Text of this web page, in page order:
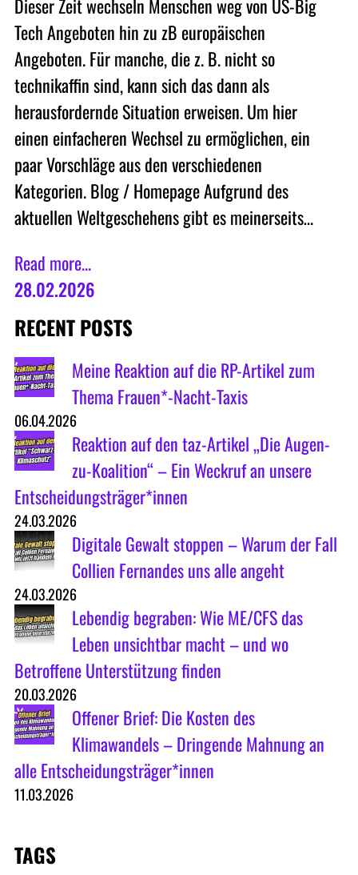
Dieser Zeit wechseln Menschen weg von US-Big
Tech Angeboten hin zu zB europäischen
Angeboten. Für manche, die z. B. nicht so
technikaffin sind, kann sich das dann als
herausfordernde Situation erweisen. Um hier
einen einfacheren Wechsel zu ermöglichen, ein
paar Vorschläge aus den verschiedenen
Kategorien. Blog / Homepage Aufgrund des
aktuellen Weltgeschehens gibt es meinerseits…
Read more...
28.02.2026
RECENT POSTS
Meine Reaktion auf die RP-Artikel zum
Thema Frauen*-Nacht-Taxis
06.04.2026
Reaktion auf den taz-Artikel „Die Augen-
zu-Koalition“ – Ein Weckruf an unsere
Entscheidungsträger*innen
24.03.2026
Digitale Gewalt stoppen – Warum der Fall
Collien Fernandes uns alle angeht
24.03.2026
Lebendig begraben: Wie ME/CFS das
Leben unsichtbar macht – und wo
Betroffene Unterstützung finden
20.03.2026
Offener Brief: Die Kosten des
Klimawandels – Dringende Mahnung an
alle Entscheidungsträger*innen
11.03.2026
TAGS